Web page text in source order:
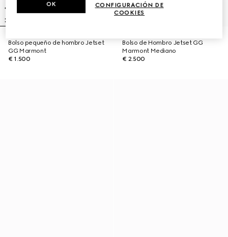
Bolso pequeño de hombro Jetset
GG Marmont
€ 1.500
Bolso de Hombro Jetset GG
Marmont Mediano
€ 2.500
CONFIGURACIÓN DE
COOKIES
OK